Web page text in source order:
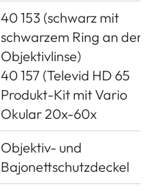
40 153 (schwarz mit
schwarzem Ring an der
Objektivlinse)
40 157 (Televid HD 65
Produkt-Kit mit Vario
Okular 20x-60x
Objektiv- und
Bajonettschutzdeckel